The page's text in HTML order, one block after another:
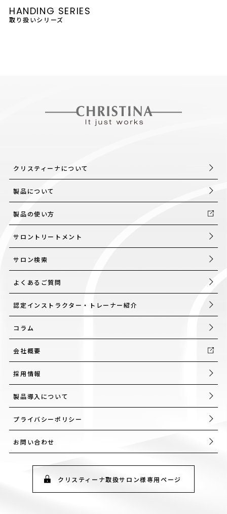
HANDING SERIES
取り扱いシリーズ
クリスティーナについて
製品について
製品の使い方
サロントリートメント
サロン検索
よくあるご質問
認定インストラクター・トレーナー紹介
コラム
会社概要
採用情報
製品導入について
プライバシーポリシー
お問い合わせ
クリスティーナ取扱サロン様専用ページ